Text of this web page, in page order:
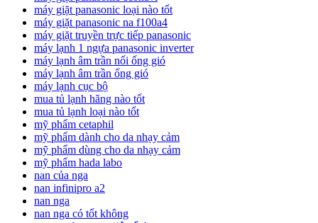
máy giặt panasonic loại nào tốt
máy giặt panasonic na f100a4
máy giặt truyền trực tiếp panasonic
máy lạnh 1 ngựa panasonic inverter
máy lạnh âm trần nối ống gió
máy lạnh âm trần ống gió
máy lạnh cục bộ
mua tủ lạnh hãng nào tốt
mua tủ lạnh loại nào tốt
mỹ phẩm cetaphil
mỹ phẩm dành cho da nhạy cảm
mỹ phẩm dùng cho da nhạy cảm
mỹ phẩm hada labo
nan của nga
nan infinipro a2
nan nga
nan nga có tốt không